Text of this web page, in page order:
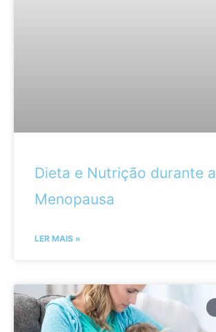
Dieta e Nutrição durante a
Menopausa
LER MAIS »